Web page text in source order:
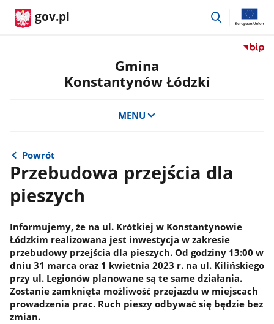
gov.pl
przejdź
Przejdź
Gmina
Konstantynów Łódzki
MENU
Powrót
Przebudowa przejścia dla
pieszych
Informujemy, że na ul. Krótkiej w Konstantynowie
Łódzkim realizowana jest inwestycja w zakresie
przebudowy przejścia dla pieszych. Od godziny 13:00 w
dniu 31 marca oraz 1 kwietnia 2023 r. na ul. Kilińskiego
przy ul. Legionów planowane są te same działania.
Zostanie zamknięta możliwość przejazdu w miejscach
prowadzenia prac. Ruch pieszy odbywać się będzie bez
zmian.